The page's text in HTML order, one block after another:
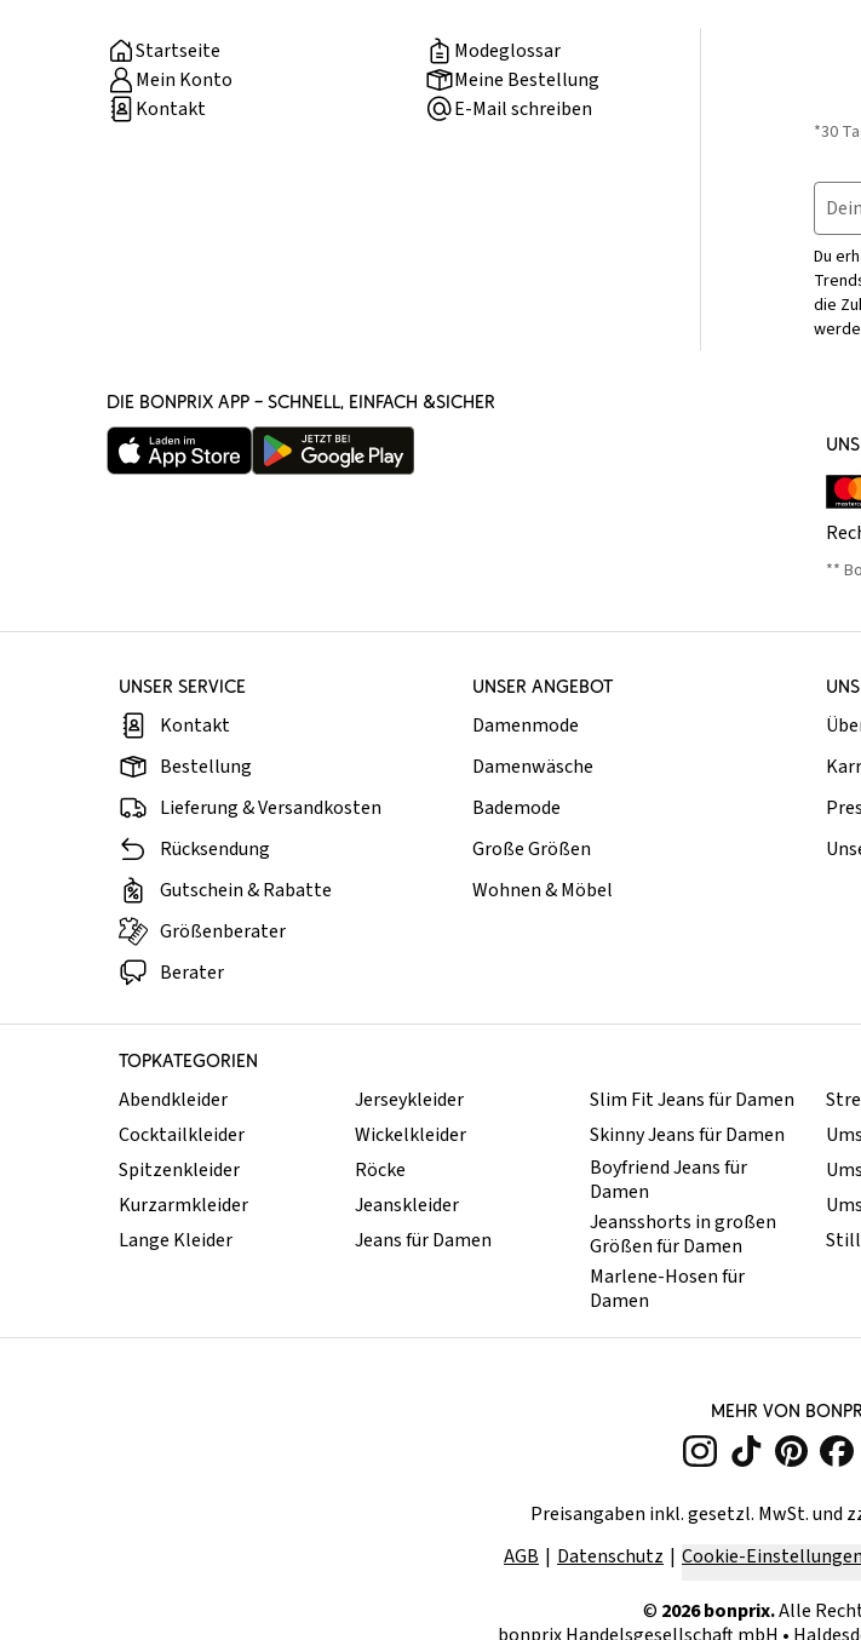
Startseite
Modeglossar
Mein Konto
Meine Bestellung
Kontakt
E-Mail schreiben
*30
Du
die
DIE BONPRIX APP – SCHNELL, EINFACH &SICHER
**
UNSER SERVICE
Kontakt
Bestellung
Lieferung & Versandkosten
Rücksendung
Gutschein & Rabatte
Größenberater
Berater
UNSER ANGEBOT
Damenmode
Damenwäsche
Bademode
Große Größen
Wohnen & Möbel
TOPKATEGORIEN
Abendkleider
Cocktailkleider
Spitzenkleider
Kurzarmkleider
Lange Kleider
Jerseykleider
Wickelkleider
Röcke
Jeanskleider
Jeans für Damen
Slim Fit Jeans für Damen
Skinny Jeans für Damen
Boyfriend Jeans für
Damen
Jeansshorts in großen
Größen für Damen
Marlene-Hosen für
Damen
MEHR VON
Preisangaben inkl. gesetzl. MwSt. und
AGB
Datenschutz Cookie-Einstellungen
© 2026bonprix.Alle